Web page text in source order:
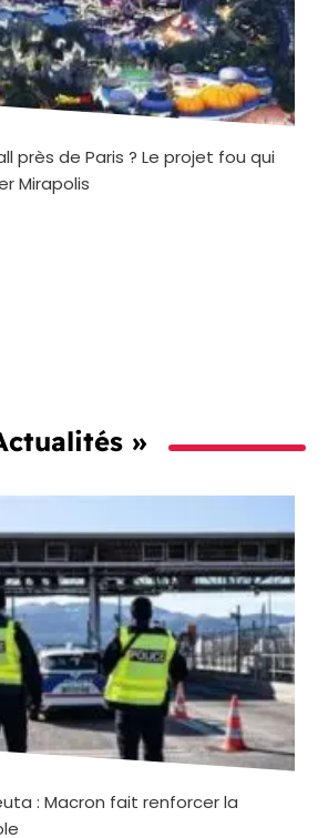
près de Paris ? Le projet fou qui
Mirapolis
»
: Macron fait renforcer la